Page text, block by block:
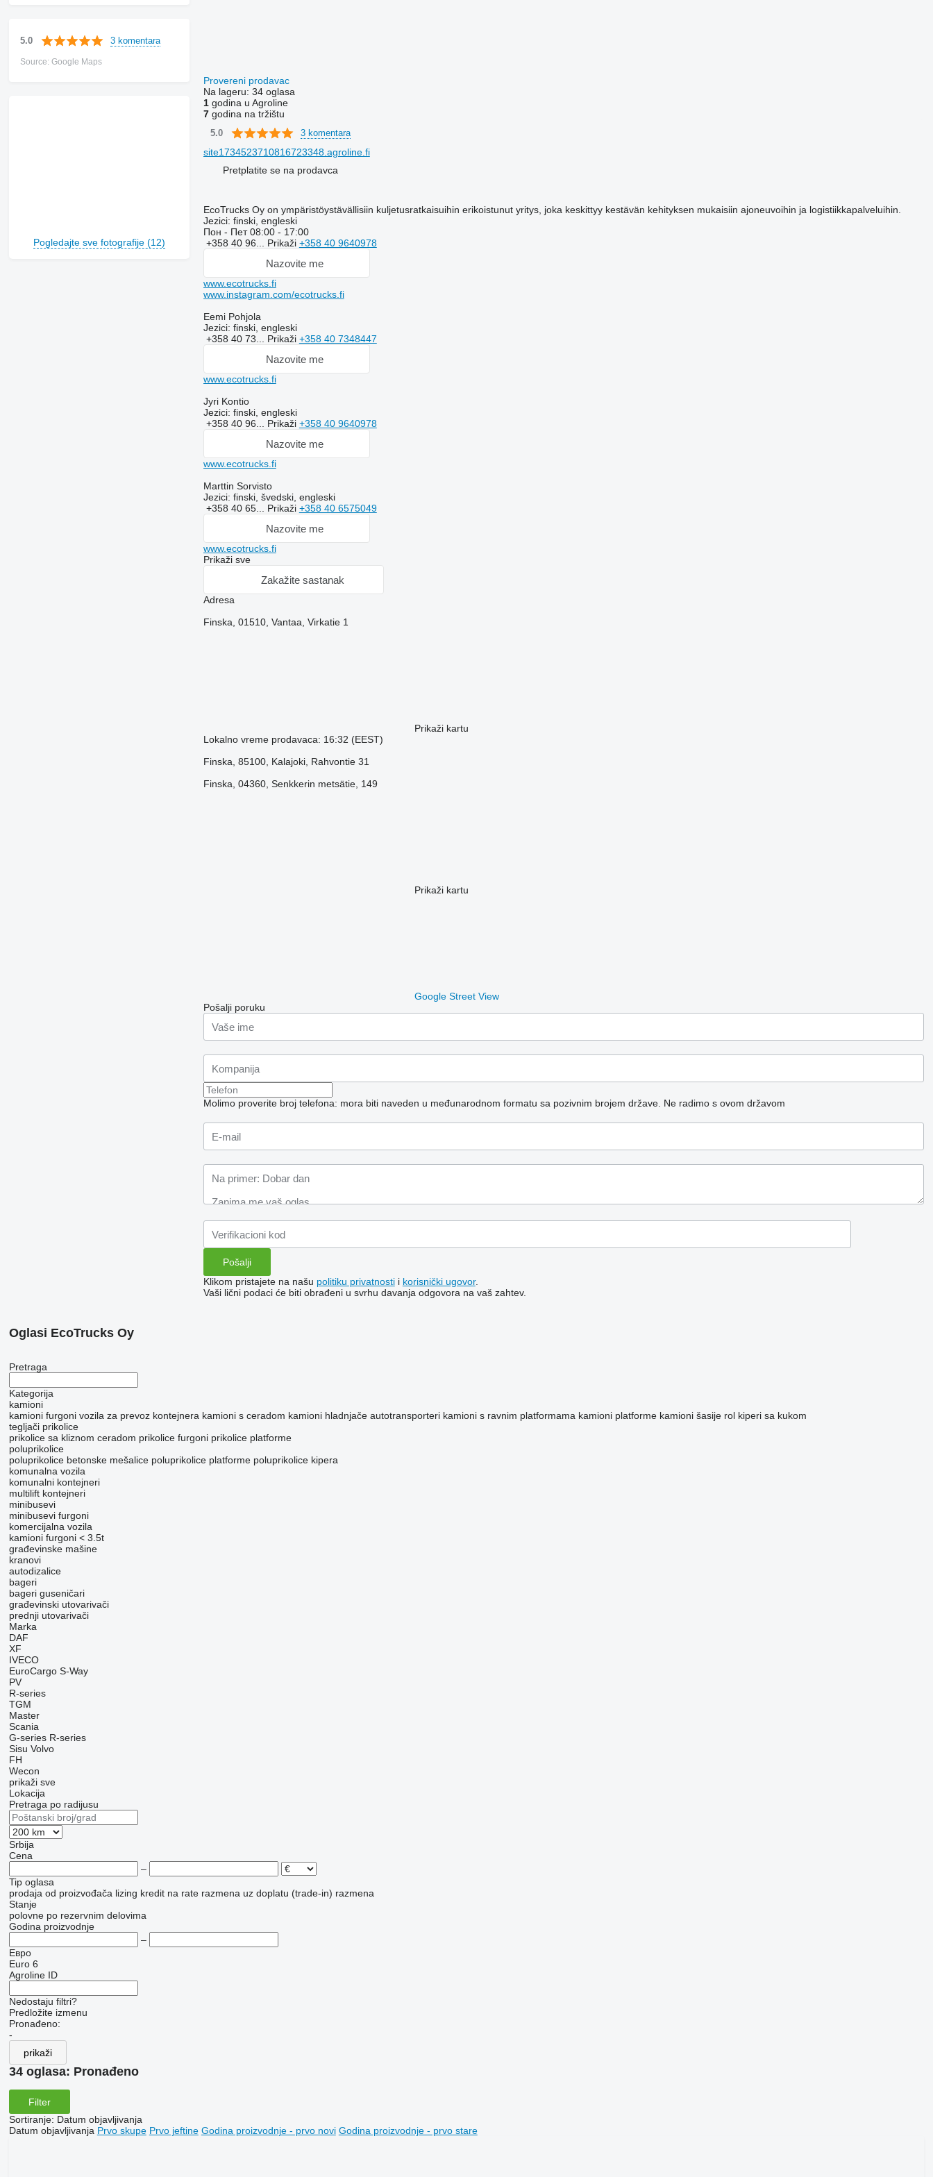
5.0 3 komentara
Source: Google Maps
Pogledajte sve fotografije (12)
Provereni prodavac
Na lageru: 34 oglasa
1godina u Agroline
7godina na tržištu
5.0 3 komentara
site1734523710816723348.agroline.fi
Pretplatite se na prodavca
EcoTrucks Oy on ympäristöystävällisiin kuljetusratkaisuihin erikoistunut yritys, joka keskittyy kestävän kehityksen mukaisiin ajoneuvoihin ja logistiikkapalveluihin.
Jezici: finski, engleski
Пон - Пет08:00 - 17:00
+358 40 96... Prikaži +358 40 9640978
Nazovite me
www.ecotrucks.fi
www.instagram.com/ecotrucks.fi
Eemi Pohjola
Jezici: finski, engleski
+358 40 73... Prikaži +358 40 7348447
Nazovite me
www.ecotrucks.fi
Jyri Kontio
Jezici: finski, engleski
+358 40 96... Prikaži +358 40 9640978
Nazovite me
www.ecotrucks.fi
Marttin Sorvisto
Jezici: finski, švedski, engleski
+358 40 65... Prikaži +358 40 6575049
Nazovite me
www.ecotrucks.fi
Prikaži sve
Zakažite sastanak
Adresa
Finska, 01510, Vantaa, Virkatie 1
Prikaži kartu
Lokalno vreme prodavaca: 16:32 (EEST)
Finska, 85100, Kalajoki, Rahvontie 31
Finska, 04360, Senkkerin metsätie, 149
Prikaži kartu
Google Street View
Pošalji poruku
Molimo proverite broj telefona: mora biti naveden u međunarodnom formatu sa pozivnim brojem države. Ne radimo s ovom državom
Klikom pristajete na našu politiku privatnostii korisnički ugovor.
Vaši lični podaci će biti obrađeni u svrhu davanja odgovora na vaš zahtev.
Oglasi EcoTrucks Oy
Pretraga
Kategorija
kamioni
kamioni furgoni vozila za prevoz kontejnera kamioni s ceradom kamioni hladnjače autotransporteri kamioni s ravnim platformama kamioni platforme kamioni šasije rol kiperi sa kukom
tegljači prikolice
prikolice sa kliznom ceradom prikolice furgoni prikolice platforme
poluprikolice
poluprikolice betonske mešalice poluprikolice platforme poluprikolice kipera
komunalna vozila
komunalni kontejneri
multilift kontejneri
minibusevi
minibusevi furgoni
komercijalna vozila
kamioni furgoni < 3.5t
građevinske mašine
kranovi
autodizalice
bageri
bageri guseničari
građevinski utovarivači
prednji utovarivači
Marka
DAF
XF
IVECO
EuroCargo S-Way
PV
R-series
TGM
Master
Scania
G-series R-series
Sisu Volvo
FH
Wecon
prikaži sve
Lokacija
Pretraga po radijusu
Srbija
Cena
–
Tip oglasa
prodaja od proizvođača lizing kredit na rate razmena uz doplatu (trade-in) razmena
Stanje
polovne po rezervnim delovima
Godina proizvodnje
–
Евро
Euro 6
Agroline ID
Nedostaju filtri?
Predložite izmenu
Pronađeno:
-
prikaži
34 oglasa: Pronađeno
Filter
Sortiranje: Datum objavljivanja
Datum objavljivanja Prvo skupe Prvo jeftine Godina proizvodnje - prvo novi Godina proizvodnje - prvo stare